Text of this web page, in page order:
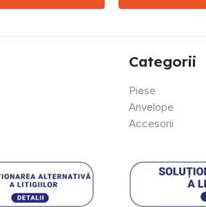
Categorii
Piese
Anvelope
Accesorii